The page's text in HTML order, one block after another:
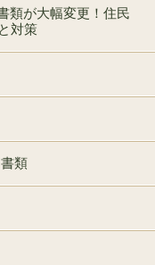
類が大幅変更！住民
対策
類